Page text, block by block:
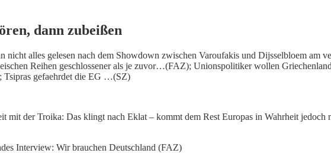
dann zubeißen
nicht alles gelesen nach dem Showdown zwischen Varoufakis und Dijsselbloem
Reihen geschlossener als je zuvor…(FAZ); Unionspolitiker wollen
Tsipras gefaehrdet die EG …(SZ)
mit der Troika: Das klingt nach Eklat – kommt dem Rest Europas in Wahrheit
Interview: Wir brauchen Deutschland (FAZ)